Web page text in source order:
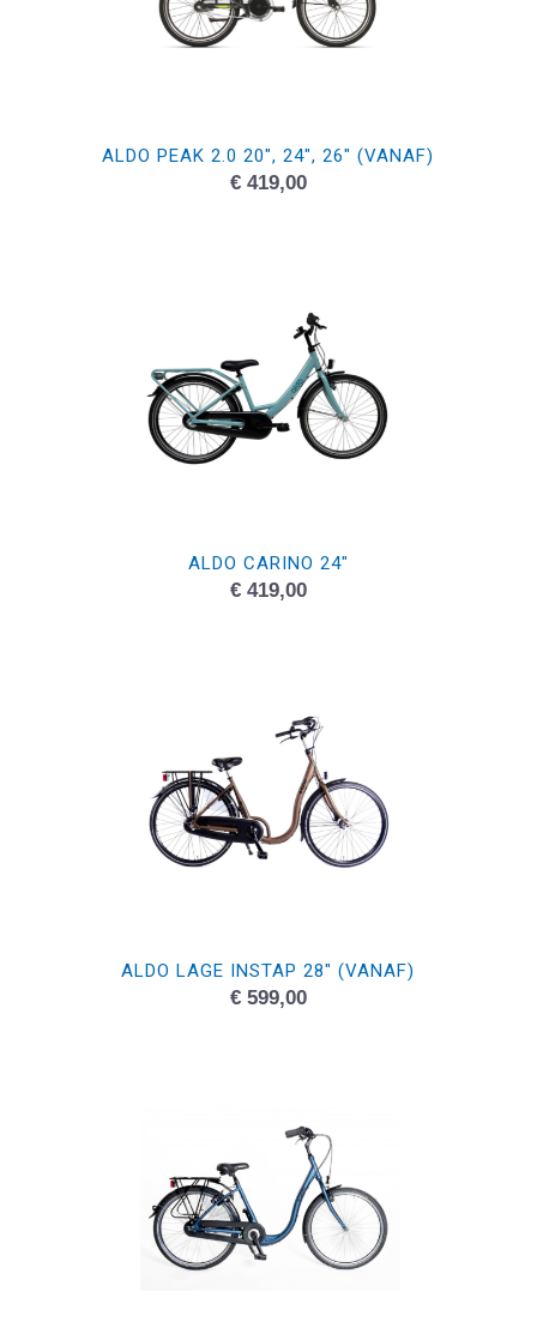
ALDO PEAK 2.0 20″, 24″, 26″ (VANAF)
€419,00
ALDO CARINO 24″
€419,00
ALDO LAGE INSTAP 28″ (VANAF)
€599,00